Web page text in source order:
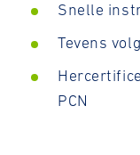
Snelle
Tevens
PCN